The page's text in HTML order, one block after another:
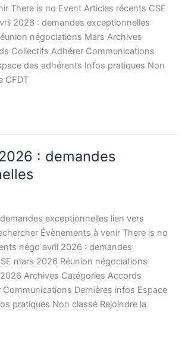
There is no Event Articles récents CSE
2026 : demandes exceptionnelles
négociations Mars Archives
Collectifs Adhérer Communications
des adhérents Infos pratiques Non
CFDT
: demandes
exceptionnelles lien vers
Évènements à venir There is no
négo avril 2026 : demandes
mars 2026 Réunion négociations
Archives Catégories Accords
Dernières infos Espace
pratiques Non classé Rejoindre la